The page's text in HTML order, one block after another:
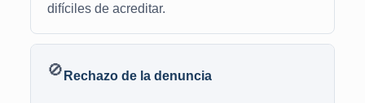
difíciles de acreditar.
🚫 Rechazo de la denuncia